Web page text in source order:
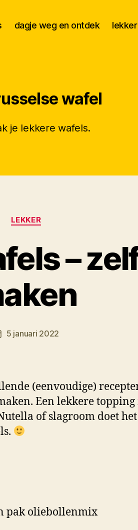
dagje weg en ontdek
wafel
je lekkere wafels.
Categorieën
LEKKER
–
Berichtauteur
D
o
r
5 januari 2022
(eenvoudige)
Een lekkere topping
of slagroom doet
pak oliebollenmix